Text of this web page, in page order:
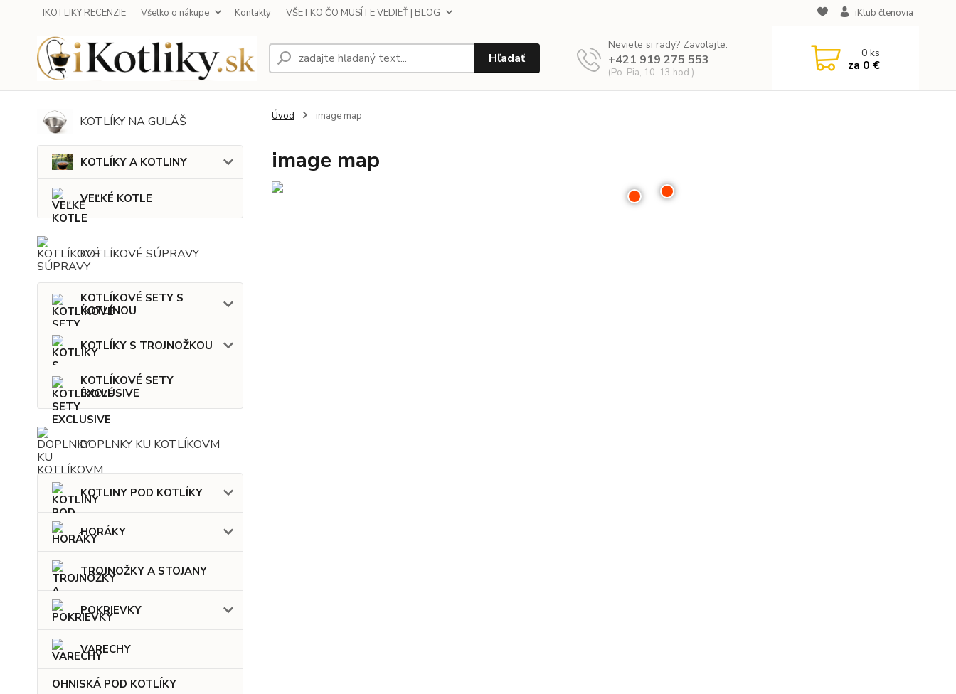
IKOTLIKY RECENZIE Všetko o nákupe Kontakty VŠETKO ČO MUSÍTE VEDIEŤ | BLOG iKlub členovia
Hľadať
Neviete si rady? Zavolajte.
+421 919 275 553
(Po-Pia, 10-13 hod.)
0ks
za 0 €
KOTLÍKY NA GULÁŠ
KOTLÍKY A KOTLINY
VEĽKÉ KOTLE
KOTLÍKOVÉ SÚPRAVY
KOTLÍKOVÉ SETY S
KOTLINOU
KOTLÍKY S TROJNOŽKOU
KOTLÍKOVÉ SETY
EXCLUSIVE
DOPLNKY KU KOTLÍKOVM
KOTLINY POD KOTLÍKY
HORÁKY
TROJNOŽKY A STOJANY
POKRIEVKY
VARECHY
OHNISKÁ POD KOTLÍKY
Úvod image map
image map